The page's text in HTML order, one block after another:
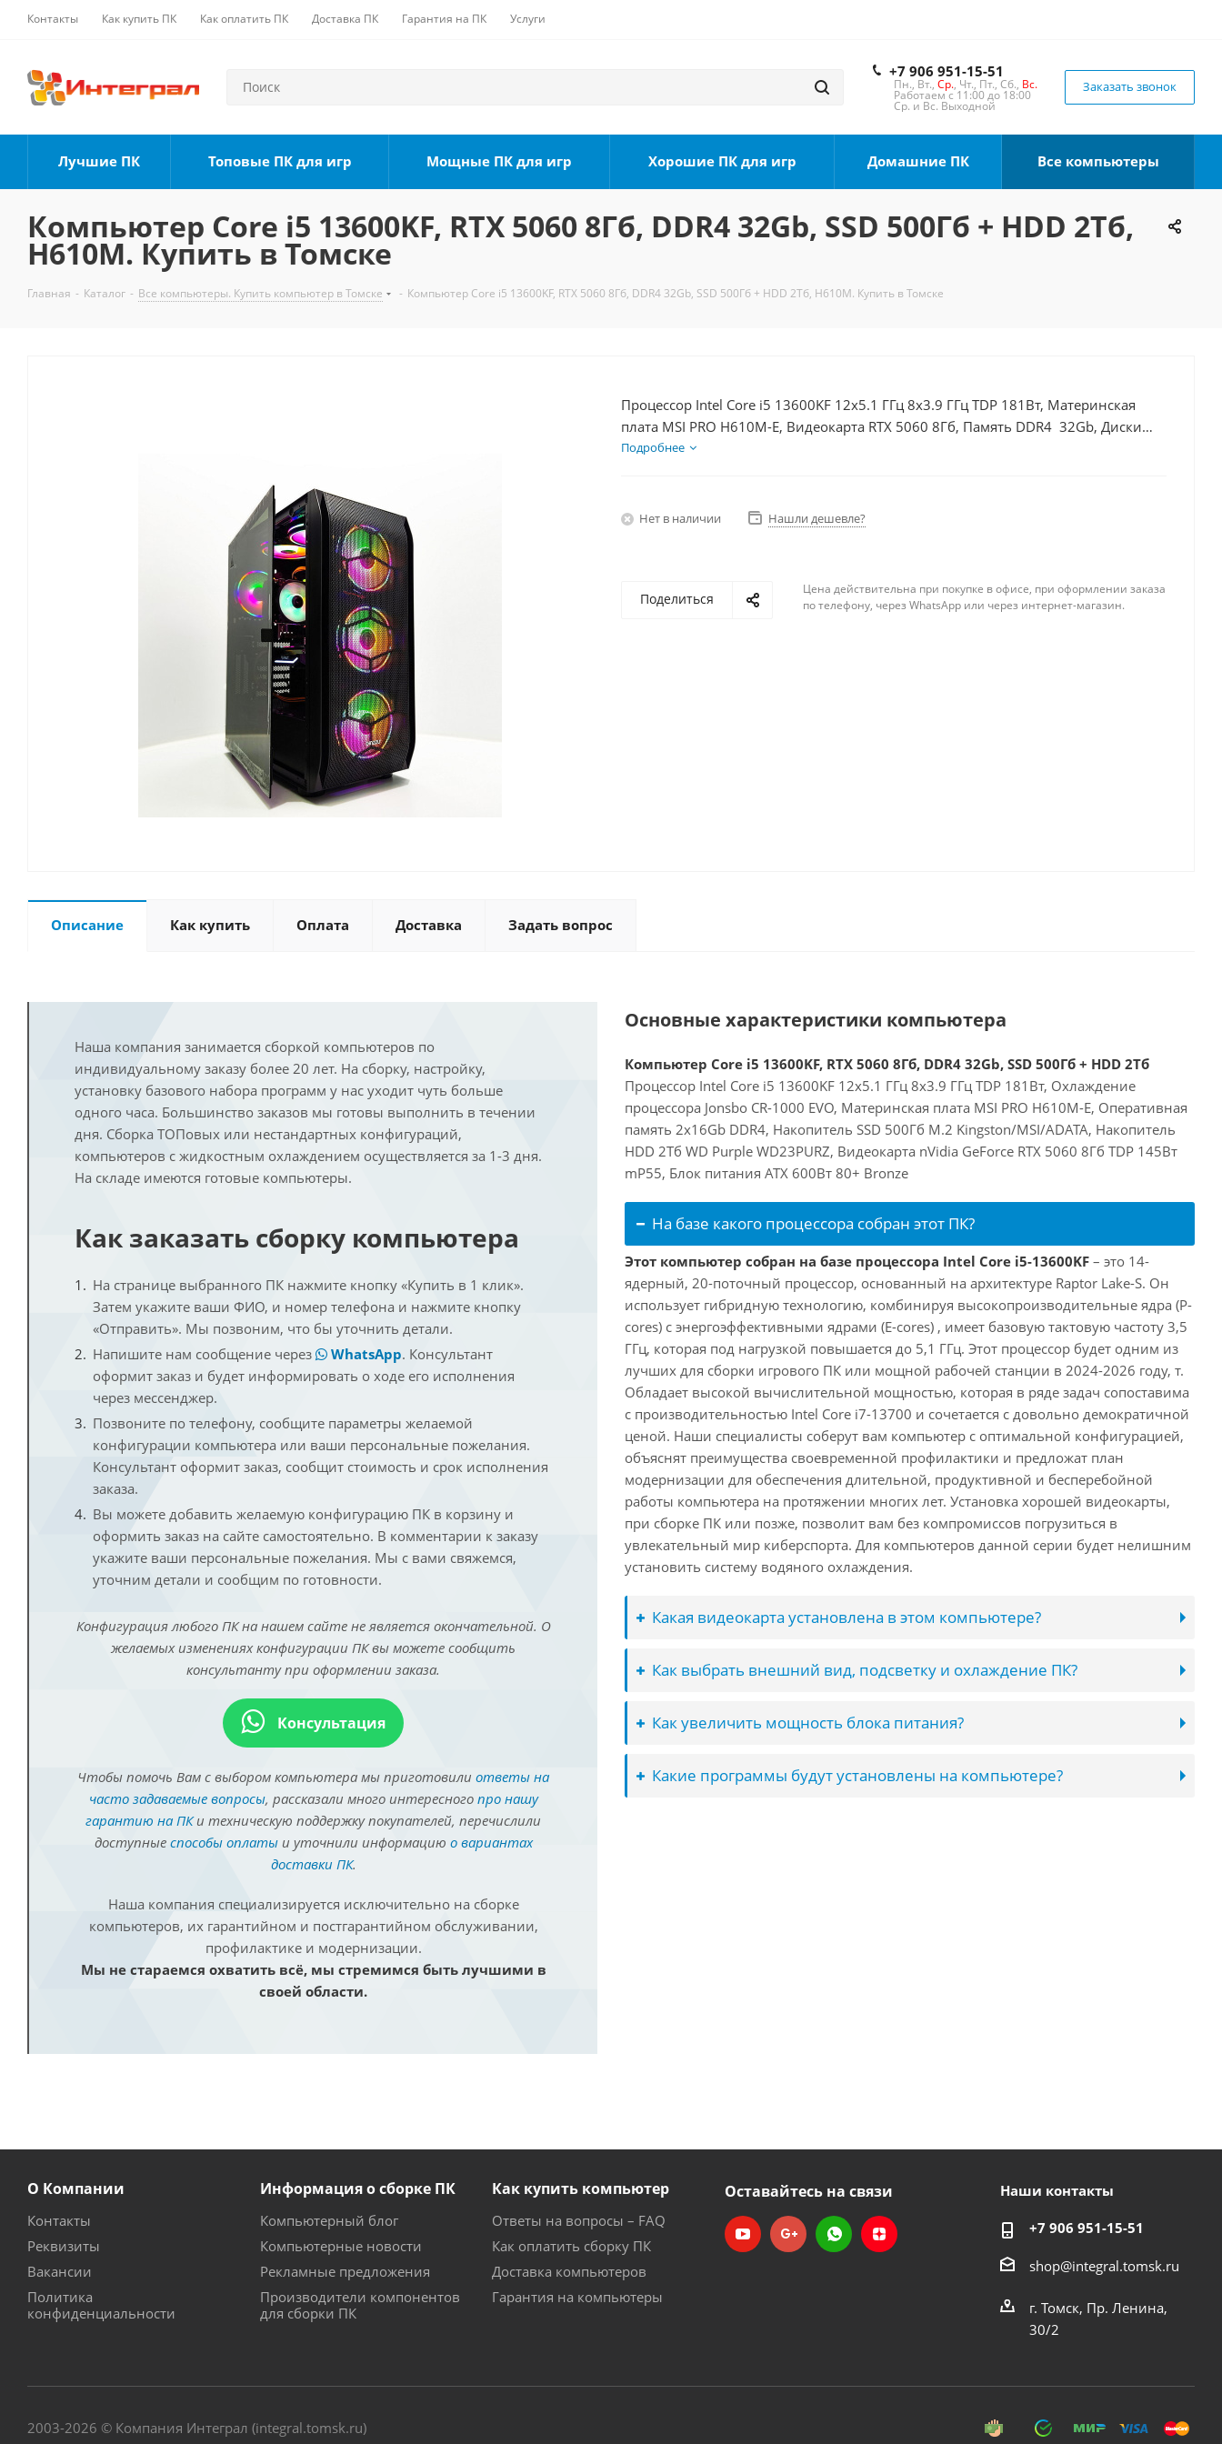
Контакты Как купить ПК Как оплатить ПК Доставка ПК Гарантия на ПК Услуги
+7 906 951-15-51
Пн., Вт., Ср., Чт., Пт., Сб., Вс.
Работаем с 11:00 до 18:00
Ср. и Вс. Выходной
Заказать звонок
Лучшие ПК Топовые ПК для игр Мощные ПК для игр Хорошие ПК для игр Домашние ПК Все компьютеры
Компьютер Core i5 13600KF, RTX 5060 8Гб, DDR4 32Gb, SSD 500Гб + HDD 2Тб,
H610M. Купить в Томске
Главная - Каталог - Все компьютеры. Купить компьютер в Томске - Компьютер Core i5 13600KF, RTX 5060 8Гб, DDR4 32Gb, SSD 500Гб + HDD 2Тб, H610M. Купить в Томске
Процессор Intel Core i5 13600KF 12x5.1 ГГц 8x3.9 ГГц TDP 181Вт, Материнская
плата MSI PRO H610M-E, Видеокарта RTX 5060 8Гб, Память DDR4 32Gb, Диски
SSD 500Гб + HDD 2Тб, БП 600Вт
Подробнее
Нет в наличии Нашли дешевле?
Поделиться
Цена действительна при покупке в офисе, при оформлении заказа
по телефону, через WhatsApp или через интернет-магазин.
Описание Как купить Оплата Доставка Задать вопрос
Наша компания занимается сборкой компьютеров по
индивидуальному заказу более 20 лет. На сборку, настройку,
установку базового набора программ у нас уходит чуть больше
одного часа. Большинство заказов мы готовы выполнить в течении
дня. Сборка ТОПовых или нестандартных конфигураций,
компьютеров с жидкостным охлаждением осуществляется за 1-3 дня.
На складе имеются готовые компьютеры.
Как заказать сборку компьютера
На странице выбранного ПК нажмите кнопку «Купить в 1 клик».
Затем укажите ваши ФИО, и номер телефона и нажмите кнопку
«Отправить». Мы позвоним, что бы уточнить детали.
Напишите нам сообщение через
WhatsApp. Консультант
оформит заказ и будет информировать о ходе его исполнения
через мессенджер.
Позвоните по телефону, сообщите параметры желаемой
конфигурации компьютера или ваши персональные пожелания.
Консультант оформит заказ, сообщит стоимость и срок исполнения
заказа.
Вы можете добавить желаемую конфигурацию ПК в корзину и
оформить заказ на сайте самостоятельно. В комментарии к заказу
укажите ваши персональные пожелания. Мы с вами свяжемся,
уточним детали и сообщим по готовности.
Конфигурация любого ПК на нашем сайте не является окончательной. О
желаемых изменениях конфигурации ПК вы можете сообщить
консультанту при оформлении заказа.
Консультация
Чтобы помочь Вам с выбором компьютера мы приготовили ответы на
часто задаваемые вопросы, рассказали много интересного про нашу
гарантию на ПКи техническую поддержку покупателей, перечислили
доступные способы оплатыи уточнили информацию о вариантах
доставки ПК.
Наша компания специализируется исключительно на сборке
компьютеров, их гарантийном и постгарантийном обслуживании,
профилактике и модернизации.
Мы не стараемся охватить всё, мы стремимся быть лучшими в
своей области.
Основные характеристики компьютера
Компьютер Core i5 13600KF, RTX 5060 8Гб, DDR4 32Gb, SSD 500Гб + HDD 2Тб
Процессор Intel Core i5 13600KF 12x5.1 ГГц 8x3.9 ГГц TDP 181Вт, Охлаждение
процессора Jonsbo CR-1000 EVO, Материнская плата MSI PRO H610M-E, Оперативная
память 2x16Gb DDR4, Накопитель SSD 500Гб M.2 Kingston/MSI/ADATA, Накопитель
HDD 2Тб WD Purple WD23PURZ, Видеокарта nVidia GeForce RTX 5060 8Гб TDP 145Вт
mP55, Блок питания ATX 600Вт 80+ Bronze
На базе какого процессора собран этот ПК?
Этот компьютер собран на базе процессора Intel Core i5-13600KF – это 14-
ядерный, 20-поточный процессор, основанный на архитектуре Raptor Lake-S. Он
использует гибридную технологию, комбинируя высокопроизводительные ядра (P-
cores) с энергоэффективными ядрами (E-cores) , имеет базовую тактовую частоту 3,5
ГГц, которая под нагрузкой повышается до 5,1 ГГц. Этот процессор будет одним из
лучших для сборки игрового ПК или мощной рабочей станции в 2024-2026 году, т.
Обладает высокой вычислительной мощностью, которая в ряде задач сопоставима
с производительностью Intel Core i7-13700 и сочетается с довольно демократичной
ценой. Наши специалисты соберут вам компьютер с оптимальной конфигурацией,
объяснят преимущества своевременной профилактики и предложат план
модернизации для обеспечения длительной, продуктивной и бесперебойной
работы компьютера на протяжении многих лет. Установка хорошей видеокарты,
при сборке ПК или позже, позволит вам без компромиссов погрузиться в
увлекательный мир киберспорта. Для компьютеров данной серии будет нелишним
установить систему водяного охлаждения.
Какая видеокарта установлена в этом компьютере?
Как выбрать внешний вид, подсветку и охлаждение ПК?
Как увеличить мощность блока питания?
Какие программы будут установлены на компьютере?
О Компании
Контакты
Реквизиты
Вакансии
Политика
конфиденциальности
Информация о сборке ПК
Компьютерный блог
Компьютерные новости
Рекламные предложения
Производители компонентов
для сборки ПК
Как купить компьютер
Ответы на вопросы – FAQ
Как оплатить сборку ПК
Доставка компьютеров
Гарантия на компьютеры
Оставайтесь на связи Наши контакты
+7 906 951-15-51
shop@integral.tomsk.ru
г. Томск, Пр. Ленина,
30/2
2003-2026 © Компания Интеграл (integral.tomsk.ru)